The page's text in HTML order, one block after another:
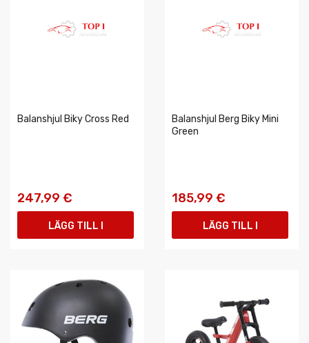
Balanshjul Biky Cross Red
247,99 €
LÄGG TILL I
Balanshjul Berg Biky Mini
Green
185,99 €
LÄGG TILL I